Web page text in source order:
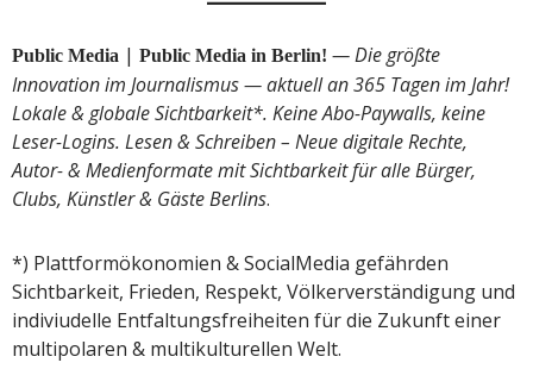
Public Media | Public Media in Berlin! — Die größte
Innovation im Journalismus — aktuell an 365 Tagen im Jahr!
Lokale & globale Sichtbarkeit*. Keine Abo-Paywalls, keine
Leser-Logins. Lesen & Schreiben – Neue digitale Rechte,
Autor- & Medienformate mit Sichtbarkeit für alle Bürger,
Clubs, Künstler & Gäste Berlins.
*) Plattformökonomien & SocialMedia gefährden
Sichtbarkeit, Frieden, Respekt, Völkerverständigung und
indiviudelle Entfaltungsfreiheiten für die Zukunft einer
multipolaren & multikulturellen Welt.